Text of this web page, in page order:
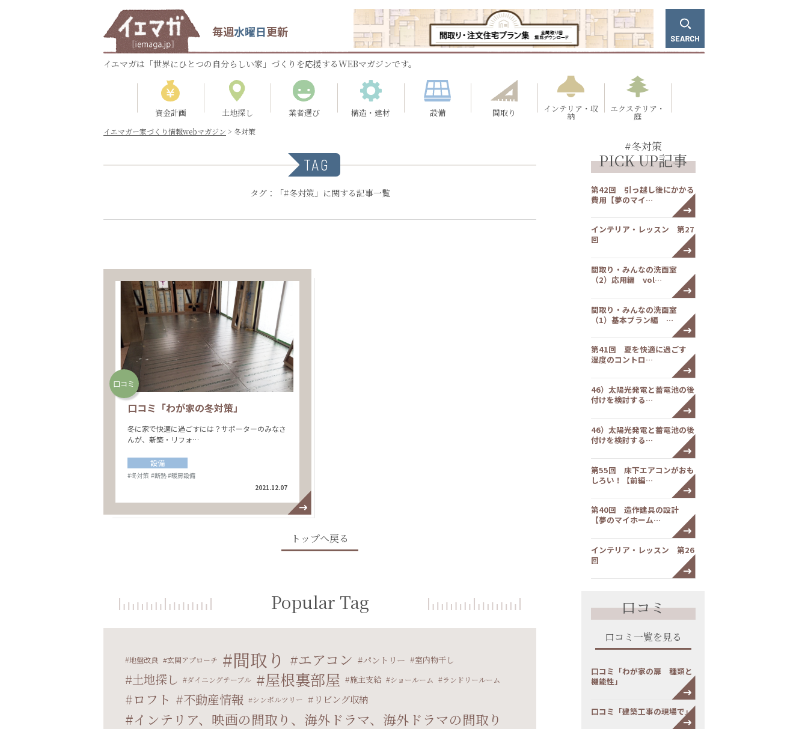
毎週水曜日更新
イエマガは「世界にひとつの自分らしい家」づくりを応援するWEBマガジンです。
資金計画 土地探し 業者選び 構造・建材 設備 間取り インテリア・収
納
エクステリア・
庭
イエマガー家づくり情報webマガジン > 冬対策
TAG
タグ：「#冬対策」に関する記事一覧
口コミ
口コミ「わが家の冬対策」
冬に家で快適に過ごすには？サポーターのみなさ
んが、新築・リフォ…
設備
#冬対策 #断熱#暖房設備
2021.12.07
トップへ戻る
Popular Tag
地盤改良 玄関アプローチ 間取り エアコン パントリー 室内物干し
土地探し ダイニングテーブル 屋根裏部屋 施主支給 ショールーム ランドリールーム
ロフト 不動産情報 シンボルツリー リビング収納
インテリア、映画の間取り、海外ドラマ、海外ドラマの間取り
#冬対策
PICK UP記事
第42回 引っ越し後にかかる
費用【夢のマイ…
インテリア・レッスン 第27
回
間取り・みんなの洗面室
（2）応用編 vol…
間取り・みんなの洗面室
（1）基本プラン編 …
第41回 夏を快適に過ごす
湿度のコントロ…
46）太陽光発電と蓄電池の後
付けを検討する…
46）太陽光発電と蓄電池の後
付けを検討する…
第55回 床下エアコンがおも
しろい！【前編…
第40回 造作建具の設計
【夢のマイホーム…
インテリア・レッスン 第26
回
口コミ
口コミ一覧を見る
口コミ「わが家の扉 種類と
機能性」
口コミ「建築工事の現場で」